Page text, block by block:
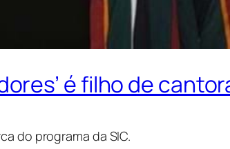
é filho de
do programa da SIC.